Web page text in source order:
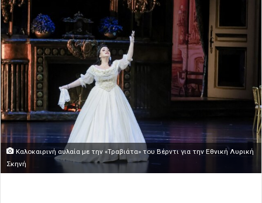
Καλοκαιρινή αυλαία με την «Τραβιάτα» του Βέρντι για την Εθνική Λυρική
Σκηνή